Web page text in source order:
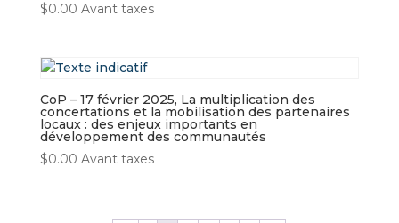
$0.00 Avant taxes
CoP – 17 février 2025, La multiplication des
concertations et la mobilisation des partenaires
locaux : des enjeux importants en
développement des communautés
$0.00 Avant taxes